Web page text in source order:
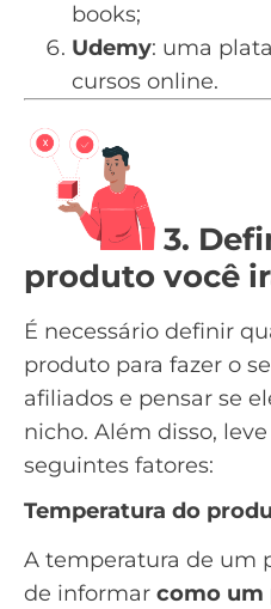
books;
Udemy: uma
cursos online.
3.
produto você
É necessário definir
produto para fazer o
afiliados e pensar se
nicho. Além disso,
seguintes fatores:
Temperatura do
A temperatura de um
de informar como um